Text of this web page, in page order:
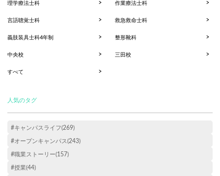
理学療法士科 作業療法士科
言語聴覚士科 救急救命士科
義肢装具士科4年制 整形靴科
中央校 三田校
すべて
人気のタグ
#キャンパスライフ(269)
#オープンキャンパス(243)
#職業ストーリー(157)
#授業(44)